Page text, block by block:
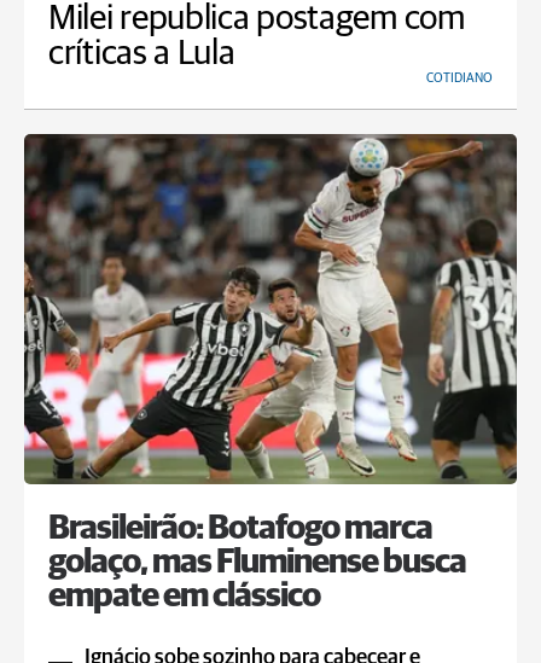
Milei republica postagem com
críticas a Lula
COTIDIANO
Brasileirão: Botafogo marca
golaço, mas Fluminense busca
empate em clássico
Ignácio sobe sozinho para cabecear e